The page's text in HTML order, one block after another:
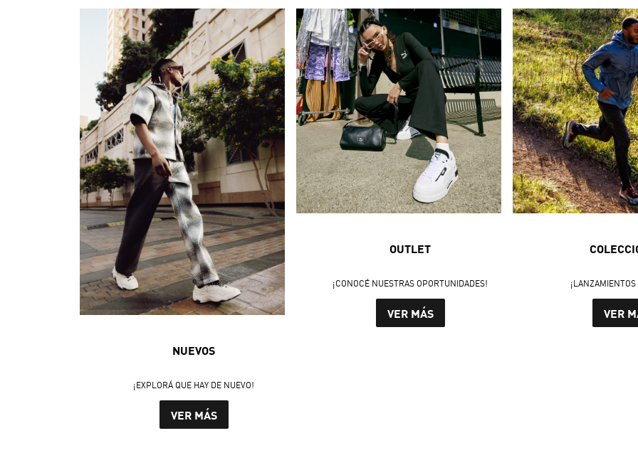
NUEVOS
¡EXPLORÁ QUE HAY DE NUEVO!
VER MÁS
OUTLET
¡CONOCÉ NUESTRAS OPORTUNIDADES!
VER MÁS VER